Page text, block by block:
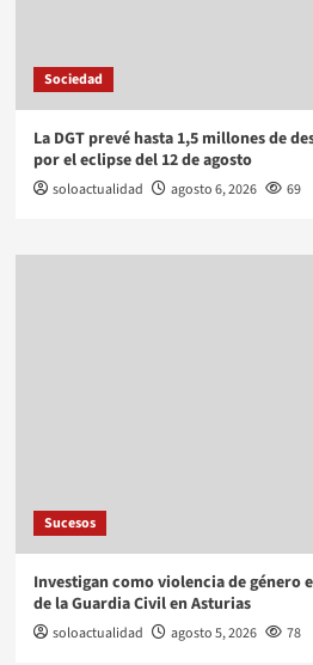
Sociedad
La DGT prevé hasta 1,5 millones de
por el eclipse del 12 de agosto
soloactualidad agosto 6, 2026 69
Sucesos
Investigan como violencia de género
de la Guardia Civil en Asturias
soloactualidad agosto 5, 2026 78